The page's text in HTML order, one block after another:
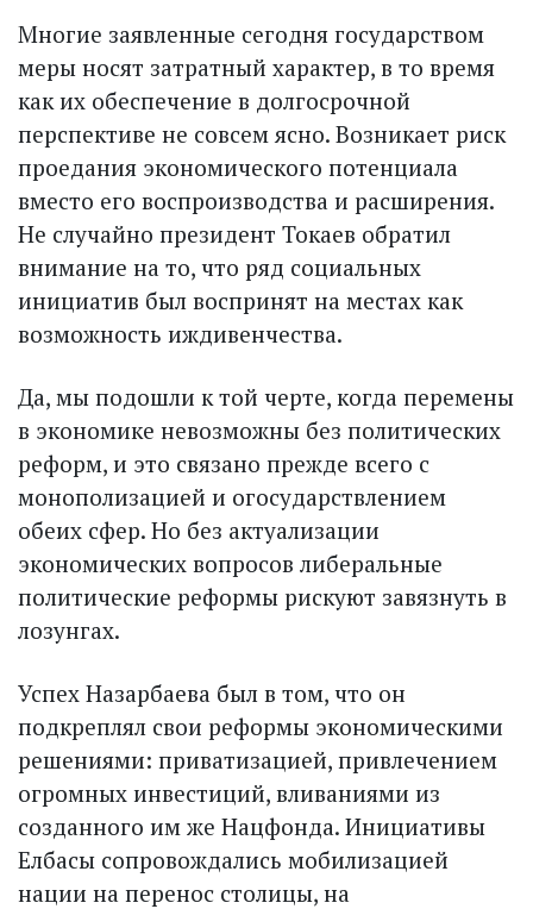
Многие заявленные сегодня государством
меры носят затратный характер, в то время
как их обеспечение в долгосрочной
перспективе не совсем ясно. Возникает риск
проедания экономического потенциала
вместо его воспроизводства и расширения.
Не случайно президент Токаев обратил
внимание на то, что ряд социальных
инициатив был воспринят на местах как
возможность иждивенчества.
Да, мы подошли к той черте, когда перемены
в экономике невозможны без политических
реформ, и это связано прежде всего с
монополизацией и огосударствлением
обеих сфер. Но без актуализации
экономических вопросов либеральные
политические реформы рискуют завязнуть в
лозунгах.
Успех Назарбаева был в том, что он
подкреплял свои реформы экономическими
решениями: приватизацией, привлечением
огромных инвестиций, вливаниями из
созданного им же Нацфонда. Инициативы
Елбасы сопровождались мобилизацией
нации на перенос столицы, на